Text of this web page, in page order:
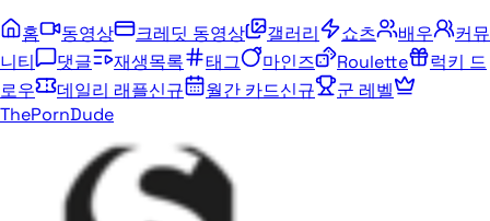
홈
동영상 크레딧 동영상 갤러리 쇼츠 배우
커뮤
니티
댓글 재생목록 태그 마인즈 Roulette
럭키 드
로우
데일리 래플신규 월간 카드신규
군 레벨
ThePornDude